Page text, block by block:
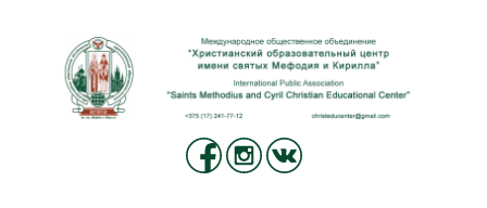
содержимому
Христианский
Международное